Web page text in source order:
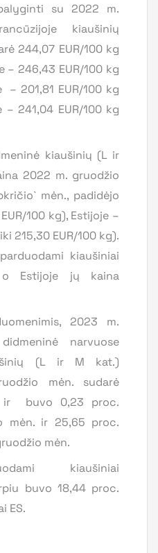
su 2022 m.
kiaušinių
244,07 EUR/100 kg
– 246,43 EUR/100 kg
– 201,81 EUR/100 kg
241,04 EUR/100 kg
kiaušinių (L ir
2022 m. gruodžio
mėn., padidėjo
100 kg), Estijoje –
215,30 EUR/100 kg).
kiaušiniai
Estijoje jų kaina
2023 m.
narvuose
(L ir M kat.)
mėn. sudarė
ir buvo 0,23 proc.
mėn. ir 25,65 proc.
mėn.
kiaušiniai
buvo 18,44 proc.
ES.